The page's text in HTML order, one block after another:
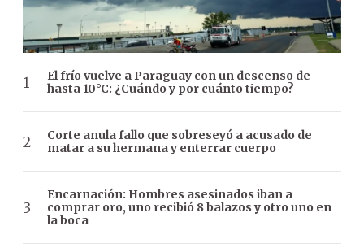
El frío vuelve a Paraguay con un descenso de
hasta 10°C: ¿Cuándo y por cuánto tiempo?
Corte anula fallo que sobreseyó a acusado de
matar a su hermana y enterrar cuerpo
Encarnación: Hombres asesinados iban a
comprar oro, uno recibió 8 balazos y otro uno en
la boca